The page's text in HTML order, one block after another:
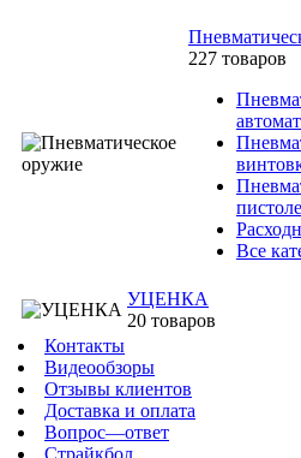
227 товаров
Все
УЦЕНКА
20 товаров
Контакты
Видеообзоры
Отзывы клиентов
Доставка и оплата
Вопрос—ответ
Страйкбол